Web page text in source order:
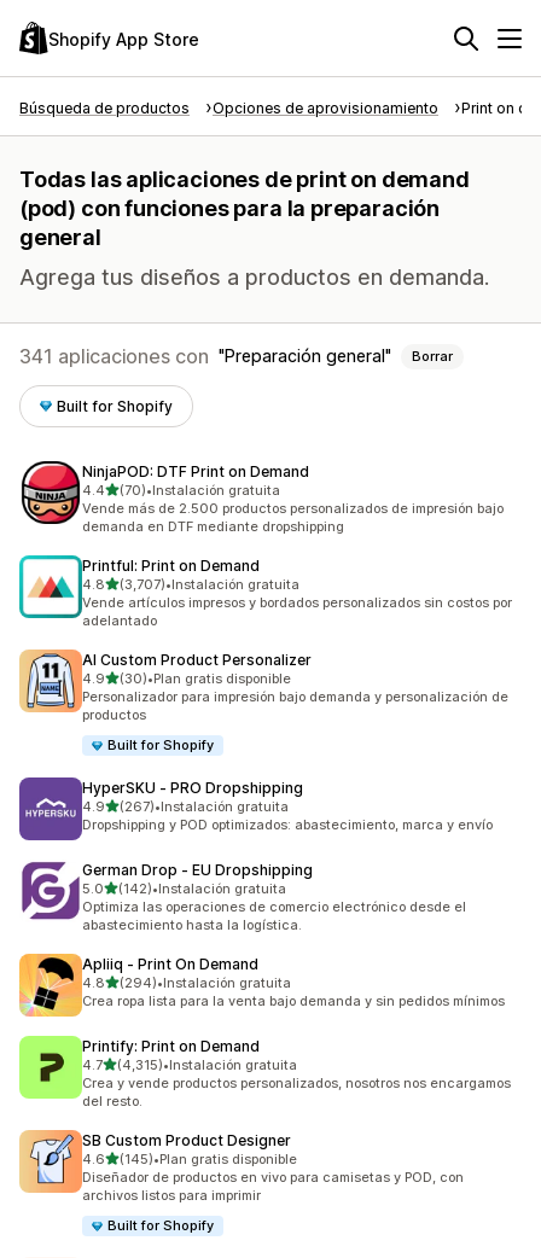
Shopify App Store
Búsqueda de productos Opciones de aprovisionamiento Print on
Todas las aplicaciones de print on demand
(pod) con funciones para la preparación
general
Agrega tus diseños a productos en demanda.
341 aplicaciones con Preparación general Borrar
Built for Shopify
NinjaPOD: DTF Print on Demand
4.4de 5 estrellas
(70)
70 reseñas en total
•Instalación gratuita
Vende más de 2.500 productos personalizados de impresión bajo
demanda en DTF mediante dropshipping
Printful: Print on Demand
4.8de 5 estrellas
(3,707)
3707 reseñas en total
•Instalación gratuita
Vende artículos impresos y bordados personalizados sin costos por
adelantado
AI Custom Product Personalizer
4.9de 5 estrellas
(30)
30 reseñas en total
•Plan gratis disponible
Personalizador para impresión bajo demanda y personalización de
productos
Built for Shopify
HyperSKU ‑ PRO Dropshipping
4.9de 5 estrellas
(267)
267 reseñas en total
•Instalación gratuita
Dropshipping y POD optimizados: abastecimiento, marca y envío
German Drop ‑ EU Dropshipping
5.0de 5 estrellas
(142)
142 reseñas en total
•Instalación gratuita
Optimiza las operaciones de comercio electrónico desde el
abastecimiento hasta la logística.
Apliiq ‑ Print On Demand
4.8de 5 estrellas
(294)
294 reseñas en total
•Instalación gratuita
Crea ropa lista para la venta bajo demanda y sin pedidos mínimos
Printify: Print on Demand
4.7de 5 estrellas
(4,315)
4315 reseñas en total
•Instalación gratuita
Crea y vende productos personalizados, nosotros nos encargamos
del resto.
SB Custom Product Designer
4.6de 5 estrellas
(145)
145 reseñas en total
•Plan gratis disponible
Diseñador de productos en vivo para camisetas y POD, con
archivos listos para imprimir
Built for Shopify